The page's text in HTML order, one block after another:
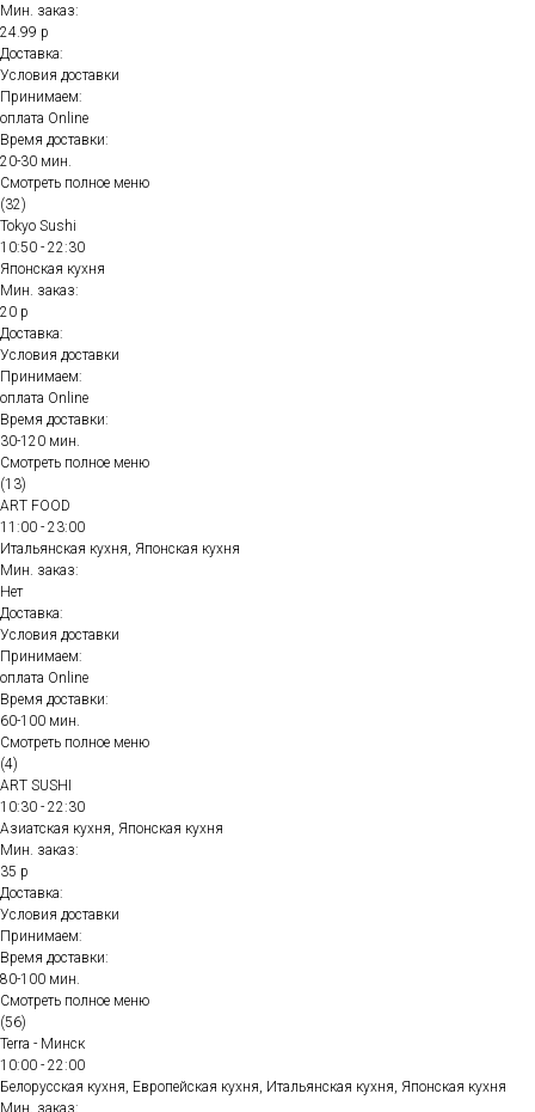
Мин. заказ:
24.99 р
Доставка:
Условия доставки
Принимаем:
оплата Online
Время доставки:
20-30 мин.
Смотреть полное меню
(32)
Tokyo Sushi
10:50 - 22:30
Японская кухня
Мин. заказ:
20 р
Доставка:
Условия доставки
Принимаем:
оплата Online
Время доставки:
30-120 мин.
Смотреть полное меню
(13)
ART FOOD
11:00 - 23:00
Итальянская кухня, Японская кухня
Мин. заказ:
Нет
Доставка:
Условия доставки
Принимаем:
оплата Online
Время доставки:
60-100 мин.
Смотреть полное меню
(4)
ART SUSHI
10:30 - 22:30
Азиатская кухня, Японская кухня
Мин. заказ:
35 р
Доставка:
Условия доставки
Принимаем:
Время доставки:
80-100 мин.
Смотреть полное меню
(56)
Terra - Минск
10:00 - 22:00
Белорусская кухня, Европейская кухня, Итальянская кухня, Японская кухня